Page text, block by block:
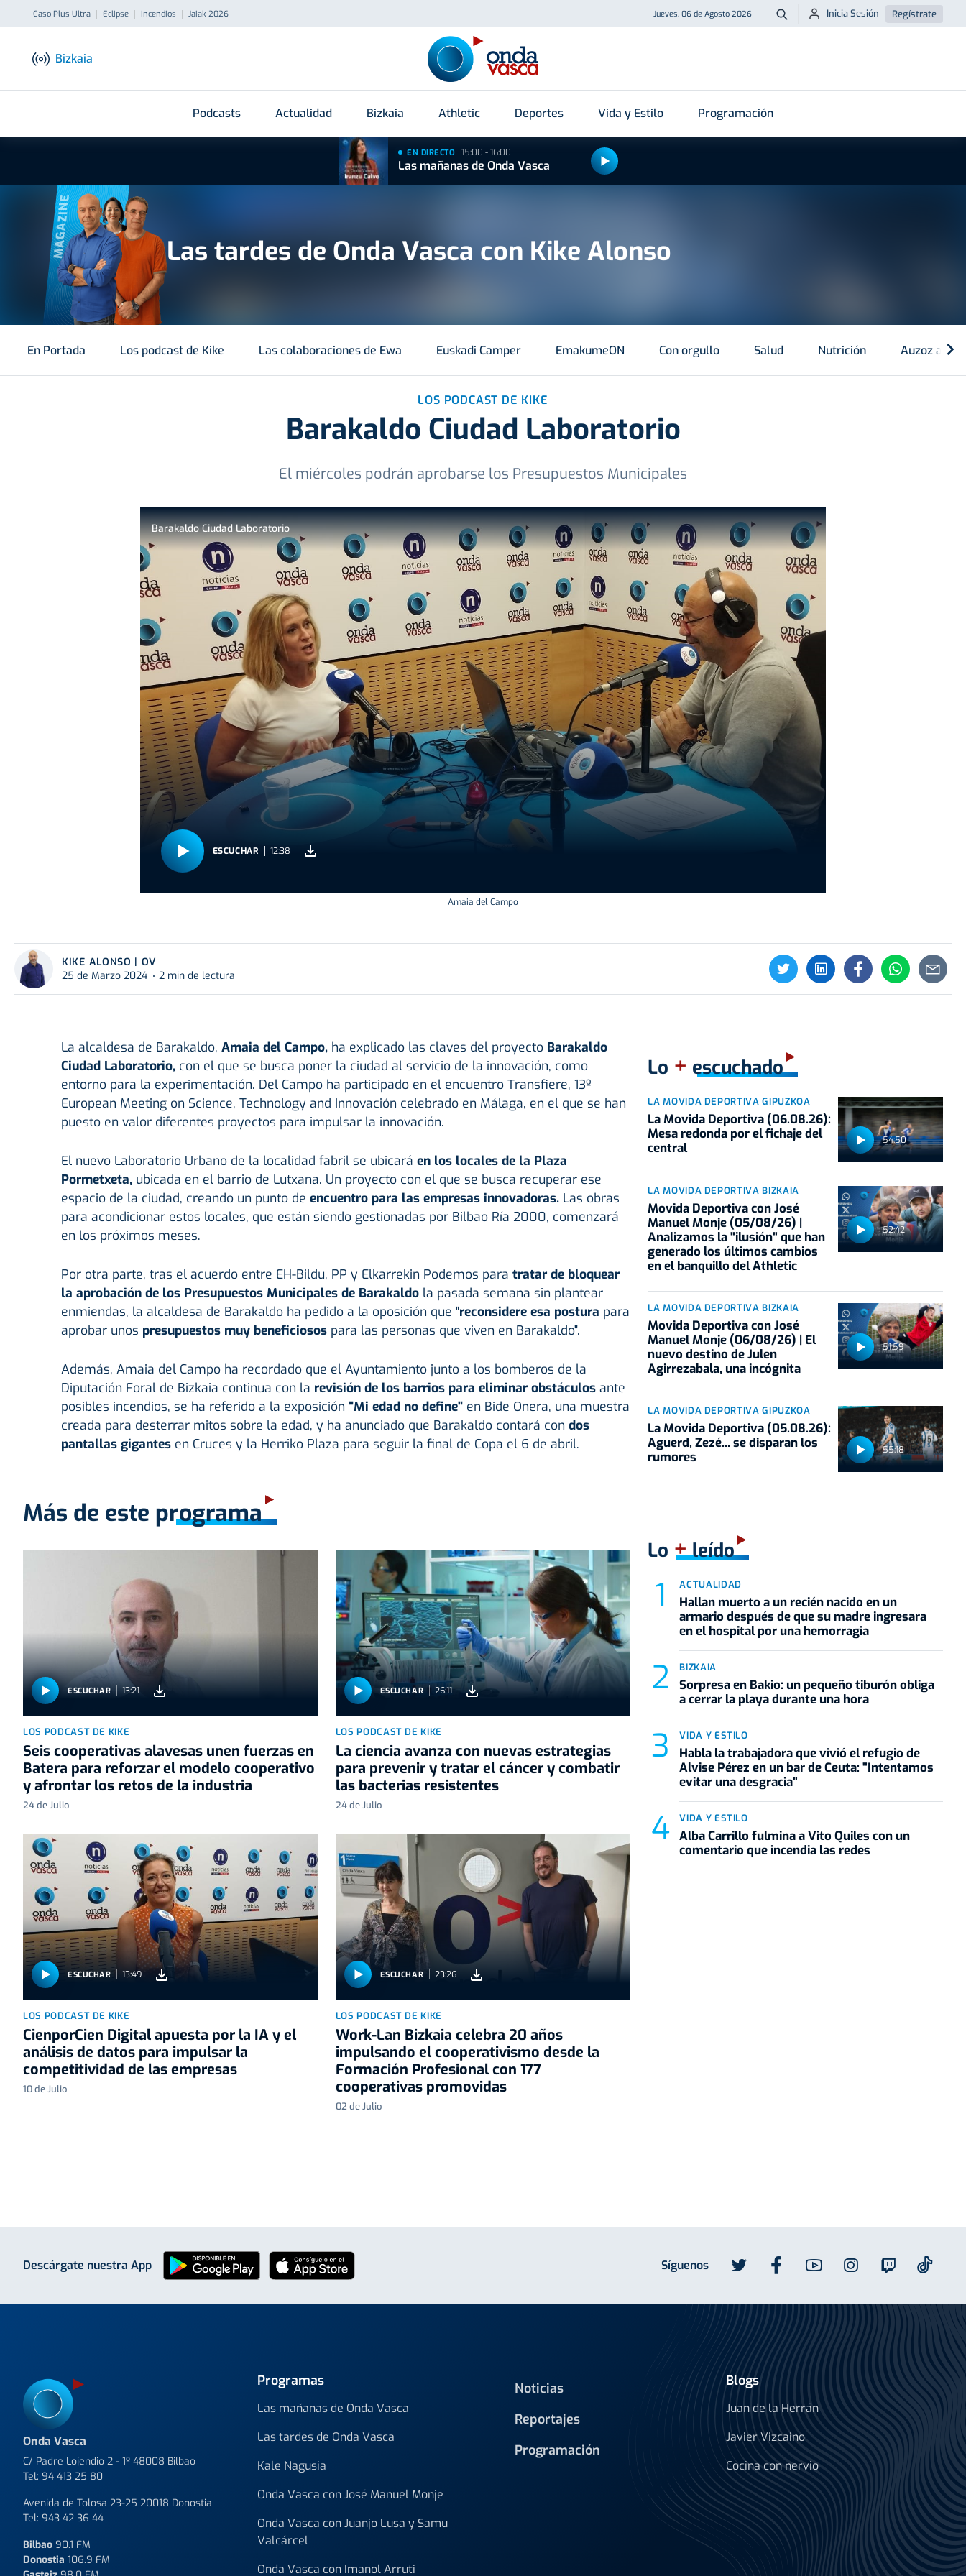
Caso Plus Ultra Eclipse Incendios Jaiak 2026 Jueves, 06 de Agosto 2026 Buscar
Inicia Sesión Regístrate
Bizkaia
Podcasts Actualidad Bizkaia Athletic Deportes Vida y Estilo Programación
EN DIRECTO 15:00 - 16:00
Las mañanas de Onda Vasca
MAGAZINE Las tardes de Onda Vasca con Kike Alonso
En Portada Los podcast de Kike Las colaboraciones de Ewa Euskadi Camper EmakumeON Con orgullo Salud Nutrición Auzoz auzo
LOS PODCAST DE KIKE
Barakaldo Ciudad Laboratorio
El miércoles podrán aprobarse los Presupuestos Municipales
Barakaldo Ciudad Laboratorio
ESCUCHAR 12:38
Amaia del Campo
KIKE ALONSO | OV
25 de Marzo 2024
2 min de lectura
La alcaldesa de Barakaldo, Amaia del Campo,ha explicado las claves del proyecto Barakaldo
Ciudad Laboratorio,con el que se busca poner la ciudad al servicio de la innovación, como
entorno para la experimentación. Del Campo ha participado en el encuentro Transfiere, 13º
European Meeting on Science, Technology and Innovación celebrado en Málaga, en el que se han
puesto en valor diferentes proyectos para impulsar la innovación.
El nuevo Laboratorio Urbano de la localidad fabril se ubicará en los locales de la Plaza
Pormetxeta,ubicada en el barrio de Lutxana. Un proyecto con el que se busca recuperar ese
espacio de la ciudad, creando un punto de encuentro para las empresas innovadoras. Las obras
para acondicionar estos locales, que están siendo gestionadas por Bilbao Ría 2000, comenzará
en los próximos meses.
Por otra parte, tras el acuerdo entre EH-Bildu, PP y Elkarrekin Podemos para tratar de bloquear
la aprobación de los Presupuestos Municipales de Barakaldola pasada semana sin plantear
enmiendas, la alcaldesa de Barakaldo ha pedido a la oposición que "reconsidere esa postura para
aprobar unos presupuestos muy beneficiosospara las personas que viven en Barakaldo".
Además, Amaia del Campo ha recordado que el Ayuntamiento junto a los bomberos de la
Diputación Foral de Bizkaia continua con la revisión de los barrios para eliminar obstáculosante
posibles incendios, se ha referido a la exposición "Mi edad no define"en Bide Onera, una muestra
creada para desterrar mitos sobre la edad, y ha anunciado que Barakaldo contará con dos
pantallas gigantesen Cruces y la Herriko Plaza para seguir la final de Copa el 6 de abril.
Más de este programa
ESCUCHAR 13:21
LOS PODCAST DE KIKE
Seis cooperativas alavesas unen fuerzas en
Batera para reforzar el modelo cooperativo
y afrontar los retos de la industria
24 de Julio
ESCUCHAR 26:11
LOS PODCAST DE KIKE
La ciencia avanza con nuevas estrategias
para prevenir y tratar el cáncer y combatir
las bacterias resistentes
24 de Julio
ESCUCHAR 13:49
LOS PODCAST DE KIKE
CienporCien Digital apuesta por la IA y el
análisis de datos para impulsar la
competitividad de las empresas
10 de Julio
ESCUCHAR 23:26
LOS PODCAST DE KIKE
Work-Lan Bizkaia celebra 20 años
impulsando el cooperativismo desde la
Formación Profesional con 177
cooperativas promovidas
02 de Julio
Lo + escuchado
54:50
LA MOVIDA DEPORTIVA GIPUZKOA
La Movida Deportiva (06.08.26):
Mesa redonda por el fichaje del
central
52:42
LA MOVIDA DEPORTIVA BIZKAIA
Movida Deportiva con José
Manuel Monje (05/08/26) |
Analizamos la "ilusión" que han
generado los últimos cambios
en el banquillo del Athletic
51:59
LA MOVIDA DEPORTIVA BIZKAIA
Movida Deportiva con José
Manuel Monje (06/08/26) | El
nuevo destino de Julen
Agirrezabala, una incógnita
55:18
LA MOVIDA DEPORTIVA GIPUZKOA
La Movida Deportiva (05.08.26):
Aguerd, Zezé... se disparan los
rumores
Lo +leído
ACTUALIDAD
Hallan muerto a un recién nacido en un
armario después de que su madre ingresara
en el hospital por una hemorragia
BIZKAIA
Sorpresa en Bakio: un pequeño tiburón obliga
a cerrar la playa durante una hora
VIDA Y ESTILO
Habla la trabajadora que vivió el refugio de
Alvise Pérez en un bar de Ceuta: "Intentamos
evitar una desgracia"
VIDA Y ESTILO
Alba Carrillo fulmina a Vito Quiles con un
comentario que incendia las redes
Síguenos
Descárgate nuestra App
Programas
Las mañanas de Onda Vasca
Las tardes de Onda Vasca
Kale Nagusia
Onda Vasca con José Manuel Monje
Onda Vasca con Juanjo Lusa y Samu
Valcárcel
Onda Vasca con Imanol Arruti
Noticias
Reportajes
Programación
Blogs
Juan de la Herrán
Javier Vizcaino
Cocina con nervio
Onda Vasca
C/ Padre Lojendio 2 - 1º 48008 Bilbao
Tel: 94 413 25 80
Avenida de Tolosa 23-25 20018 Donostia
Tel: 943 42 36 44
Bilbao 90.1 FM
Donostia 106.9 FM